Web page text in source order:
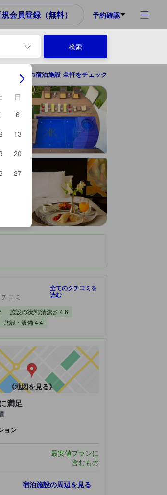
会員登録（無料） 予約確認
クイン日とチェックアウト日を移動します。
日
6
13
20
27
検索
テマラ市の宿泊施設 全軒をチェック
ミスコア：4.5 / 5 最高! 7 件のクチコミ
コミ
全てのクチコミを
読む
施設の状態/清潔さ 4.6
施設・設備 4.4
《地図を見る》
満足
ョン
最安値プランに
含むもの
宿泊施設の周辺を見る
びをされるユーザーにとっても参考となる信頼で